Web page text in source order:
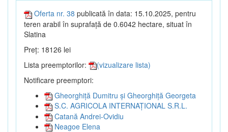
Oferta nr. 38 publicată în data: 15.10.2025, pentru
teren arabil în suprafață de 0.6042 hectare, situat în
Slatina
Preț: 18126 lei
Lista preemptorilor:
(vizualizare lista)
Notificare preemptori:
Gheorghiță Dumitru și Gheorghiță Georgeta
S.C. AGRICOLA INTERNAȚIONAL S.R.L.
Catană Andrei-Ovidiu
Neagoe Elena